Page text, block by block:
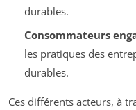
durables.
Consommateurs
les pratiques des
durables.
Ces différents acteurs, à